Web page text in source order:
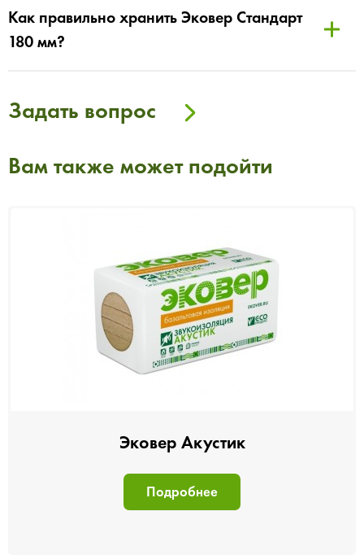
Как правильно хранить Эковер Стандарт
180 мм?
Задать вопрос
Вам также может подойти
Эковер Акустик
Подробнее